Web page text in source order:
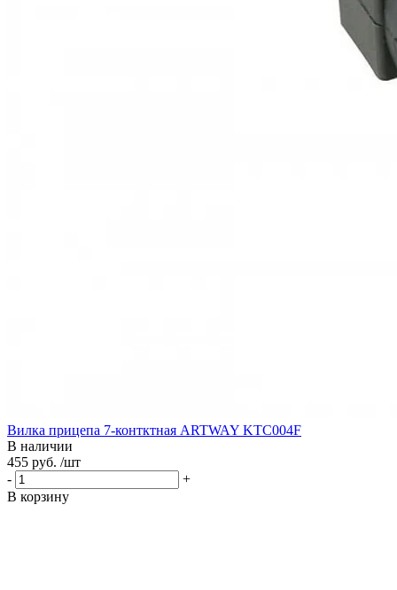
Вилка прицепа 7-контктная ARTWAY KTC004F
В наличии
455 руб. /шт
-
+
В корзину